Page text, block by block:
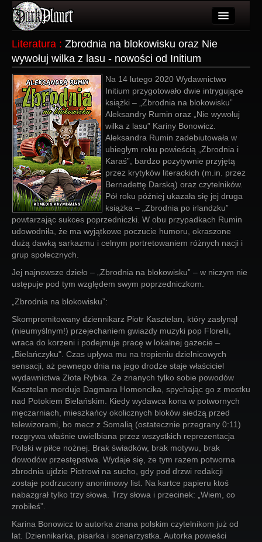
Użytkownicy
Wydarzenia
Galeria
Forum
Więcej
Login
Literatura : Zbrodnia na blokowisku oraz Nie
wywołuj wilka z lasu - nowości od Initium
Na 14 lutego 2020 Wydawnictwo
Initium przygotowało dwie intrygujące
książki – „Zbrodnia na blokowisku”
Aleksandry Rumin oraz „Nie wywołuj
wilka z lasu” Kariny Bonowicz.
Aleksandra Rumin zadebiutowała w
ubiegłym roku powieścią „Zbrodnia i
Karaś”, bardzo pozytywnie przyjętą
przez krytyków literackich (m.in. przez
Bernadettę Darską) oraz czytelników.
Pół roku później ukazała się jej druga
książka – „Zbrodnia po irlandzku”
powtarzając sukces poprzedniczki. W obu przypadkach Rumin
udowodniła, że ma wyjątkowe poczucie humoru, okraszone
dużą dawką sarkazmu i celnym portretowaniem różnych nacji i
grup społecznych.
Jej najnowsze dzieło – „Zbrodnia na blokowisku” – w niczym nie
ustępuje pod tym względem swym poprzedniczkom.
„Zbrodnia na blokowisku”:
Skompromitowany dziennikarz Piotr Kasztelan, który zasłynął
(nieumyślnym!) przejechaniem gwiazdy muzyki pop Florelii,
wraca do korzeni i podejmuje pracę w lokalnej gazecie –
„Bielańczyku". Czas upływa mu na tropieniu dzielnicowych
sensacji, aż pewnego dnia na jego drodze staje właściciel
wydawnictwa Złota Rybka. Ze znanych tylko sobie powodów
Kasztelan morduje Dagmara Homoncika, spychając go z mostku
nad Potokiem Bielańskim. Kiedy wydawca kona w potwornych
męczarniach, mieszkańcy okolicznych bloków siedzą przed
telewizorami, bo mecz z Somalią (ostatecznie przegrany 0:11)
rozgrywa właśnie uwielbiana przez wszystkich reprezentacja
Polski w piłce nożnej. Brak świadków, brak motywu, brak
dowodów przestępstwa. Wydaje się, że tym razem potworna
zbrodnia ujdzie Piotrowi na sucho, gdy pod drzwi redakcji
zostaje podrzucony anonimowy list. Na kartce papieru ktoś
nabazgrał tylko trzy słowa. Trzy słowa i przecinek: „Wiem, co
zrobiłeś”.
Karina Bonowicz to autorka znana polskim czytelnikom już od
lat. Dziennikarka, pisarka i scenarzystka. Autorka powieści